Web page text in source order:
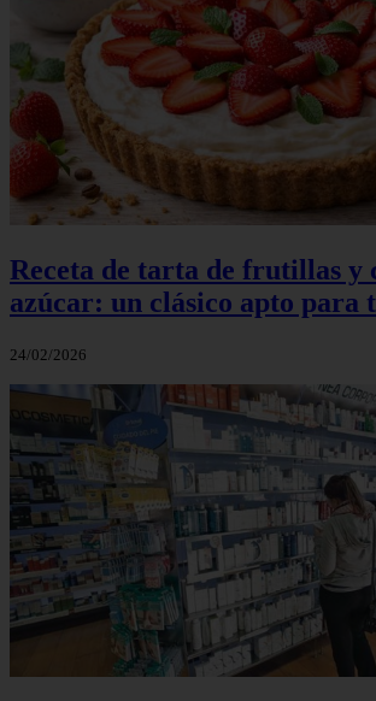
Receta de tarta de frutillas y
azúcar: un clásico apto para
24/02/2026